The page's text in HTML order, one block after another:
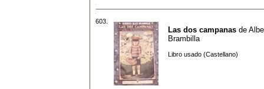
603.
Las dos campanas de
Brambilla
Libro usado (Castellano)